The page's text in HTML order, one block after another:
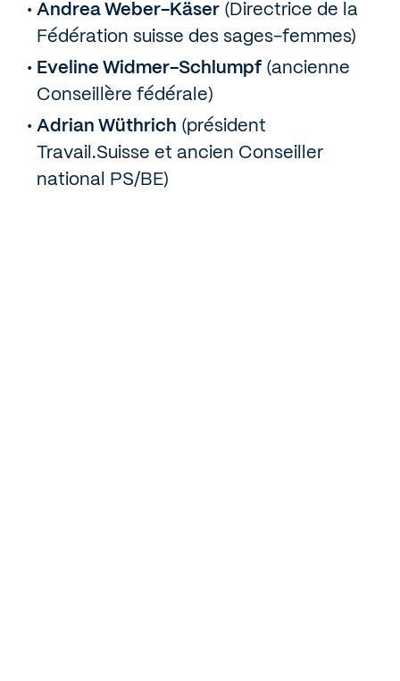
Andrea Weber-Käser (Directrice de la
Fédération suisse des sages-femmes)
Eveline Widmer-Schlumpf (ancienne
Conseillère fédérale)
Adrian Wüthrich (président
Travail.Suisse et ancien Conseiller
national PS/BE)